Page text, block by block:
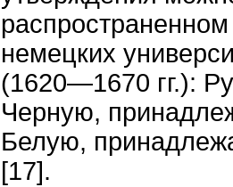
немецких
(1620—1670 гг.):
Черную,
Белую,
[17].